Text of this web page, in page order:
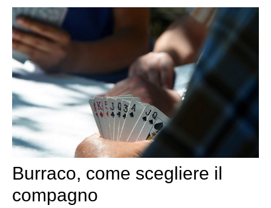
Burraco, come scegliere il
compagno